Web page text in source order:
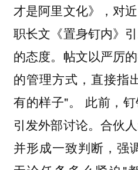
才是阿里文化》，对
职长文《置身钉内》
的态度。帖文以严厉
的管理方式，直接指
有的样子"。 此前，
引发外部讨论。合伙
并形成一致判断，强